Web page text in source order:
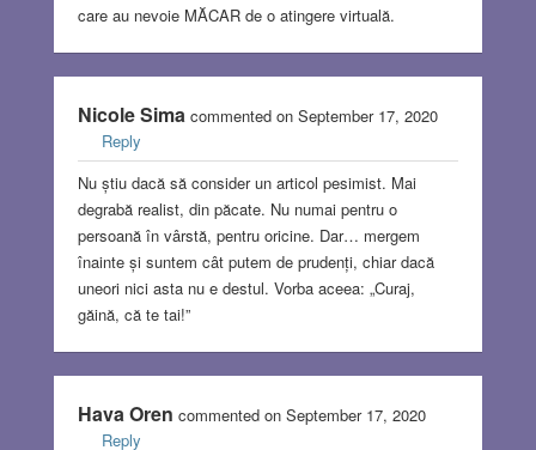
care au nevoie MĂCAR de o atingere virtuală.
Nicole Simacommented on September 17, 2020
Reply
Nu știu dacă să consider un articol pesimist. Mai
degrabă realist, din păcate. Nu numai pentru o
persoană în vârstă, pentru oricine. Dar… mergem
înainte și suntem cât putem de prudenți, chiar dacă
uneori nici asta nu e destul. Vorba aceea: „Curaj,
găină, că te tai!”
Hava Oren commented on September 17, 2020
Reply